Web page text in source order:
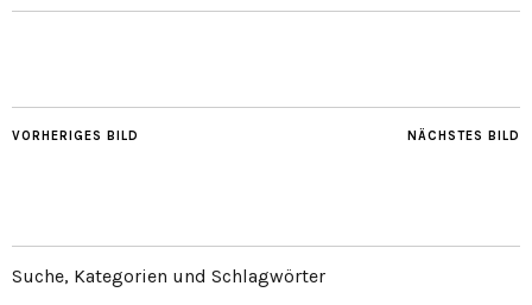
NÄCHSTES BILD
VORHERIGES BILD
Suche, Kategorien und Schlagwörter